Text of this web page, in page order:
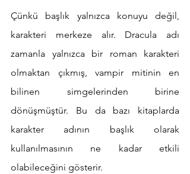
Çünkü başlık yalnızca konuyu değil,
karakteri merkeze alır. Dracula adı
zamanla yalnızca bir roman karakteri
olmaktan çıkmış, vampir mitinin en
bilinen simgelerinden birine
dönüşmüştür. Bu da bazı kitaplarda
karakter adının başlık olarak
kullanılmasının ne kadar etkili
olabileceğini gösterir.